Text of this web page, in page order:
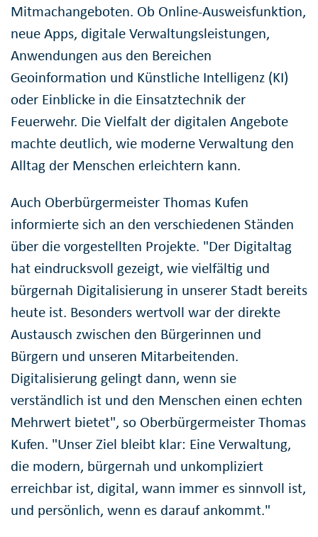
Mitmachangeboten. Ob Online-Ausweisfunktion,
neue Apps, digitale Verwaltungsleistungen,
Anwendungen aus den Bereichen
Geoinformation und Künstliche Intelligenz (KI)
oder Einblicke in die Einsatztechnik der
Feuerwehr. Die Vielfalt der digitalen Angebote
machte deutlich, wie moderne Verwaltung den
Alltag der Menschen erleichtern kann.
Auch Oberbürgermeister Thomas Kufen
informierte sich an den verschiedenen Ständen
über die vorgestellten Projekte. "Der Digitaltag
hat eindrucksvoll gezeigt, wie vielfältig und
bürgernah Digitalisierung in unserer Stadt bereits
heute ist. Besonders wertvoll war der direkte
Austausch zwischen den Bürgerinnen und
Bürgern und unseren Mitarbeitenden.
Digitalisierung gelingt dann, wenn sie
verständlich ist und den Menschen einen echten
Mehrwert bietet", so Oberbürgermeister Thomas
Kufen. "Unser Ziel bleibt klar: Eine Verwaltung,
die modern, bürgernah und unkompliziert
erreichbar ist, digital, wann immer es sinnvoll ist,
und persönlich, wenn es darauf ankommt."